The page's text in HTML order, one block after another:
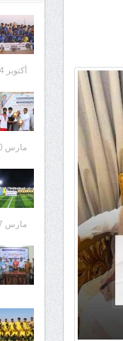
أكتوبر 14, 2025
مارس 20, 2025
مارس 17, 2025